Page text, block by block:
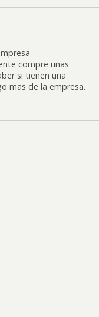
compre unas
si tienen una
mas de la empresa.